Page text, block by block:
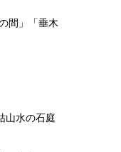
間」「垂木
山水の石庭